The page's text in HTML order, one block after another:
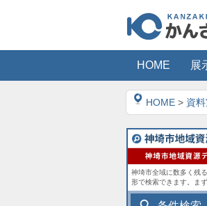
HOME 展
HOME > 資
神埼市全域に数多く残
形で検索できます。ま